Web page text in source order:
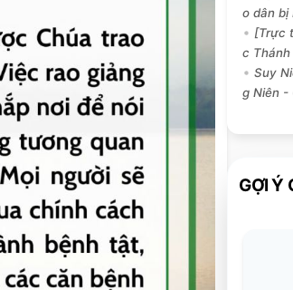
o dân bị
[Trực
c
Suy
g Niên -
GỢI Ý